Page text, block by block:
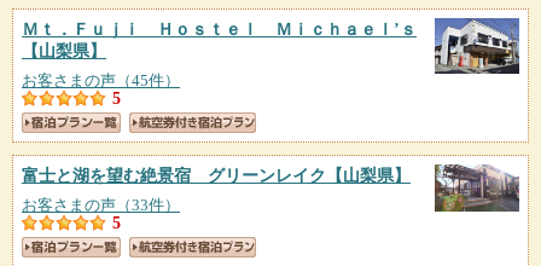
Ｍｔ．Ｆｕｊｉ Ｈｏｓｔｅｌ Ｍｉｃｈａｅｌ’ｓ
【山梨県】
お客さまの声（45件）
5
富士と湖を望む絶景宿 グリーンレイク 【山梨県】
お客さまの声（33件）
5